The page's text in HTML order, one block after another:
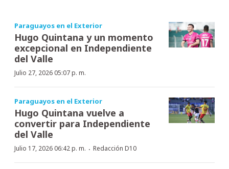
Paraguayos en el Exterior
Hugo Quintana y un momento
excepcional en Independiente
del Valle
Julio 27, 2026 05:07 p. m.
Paraguayos en el Exterior
Hugo Quintana vuelve a
convertir para Independiente
del Valle
Julio 17, 2026 06:42 p. m. · Redacción D10